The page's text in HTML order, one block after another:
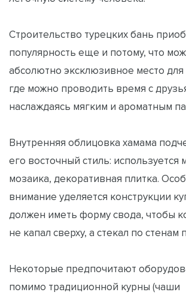
Строительство турецких бань
популярность еще и потому, что
абсолютно эксклюзивное место для
где можно проводить время с
наслаждаясь мягким и ароматным
Внутренняя облицовка хамама
его восточный стиль: используется
мозаика, декоративная плитка.
внимание уделяется конструкции
должен иметь форму свода, чтобы
не капал сверху, а стекал по
Некоторые предпочитают
помимо традиционной курны (чаши